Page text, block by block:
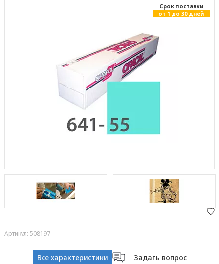
Cрок поставки
от 1 до 30 дней
Артикул: 508197
Все характеристики
Задать вопрос